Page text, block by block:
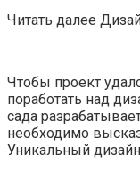
Читать далее
Чтобы проект
поработать над
сада
необходимо
Уникальный